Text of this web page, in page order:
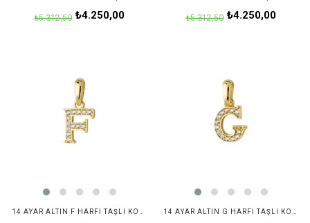
₺4.250,00
₺5.312,50 ₺4.250,00
₺5.312,50